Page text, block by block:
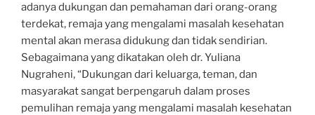
adanya dukungan dan pemahaman dari orang-orang
terdekat, remaja yang mengalami masalah kesehatan
mental akan merasa didukung dan tidak sendirian.
Sebagaimana yang dikatakan oleh dr. Yuliana
Nugraheni, “Dukungan dari keluarga, teman, dan
masyarakat sangat berpengaruh dalam proses
pemulihan remaja yang mengalami masalah kesehatan